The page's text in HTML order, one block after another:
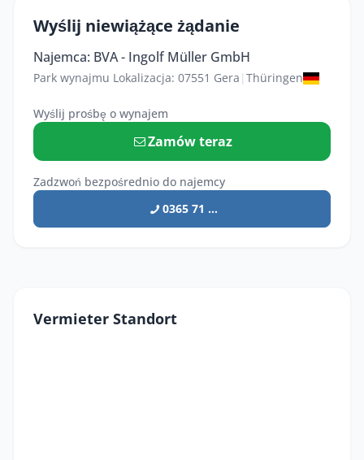
Wyślij niewiążące żądanie
Najemca: BVA - Ingolf Müller GmbH
Park wynajmu Lokalizacja: 07551 Gera | Thüringen
Wyślij prośbę o wynajem
Zamów teraz
Zadzwoń bezpośrednio do najemcy
0365 71 ...
Vermieter Standort